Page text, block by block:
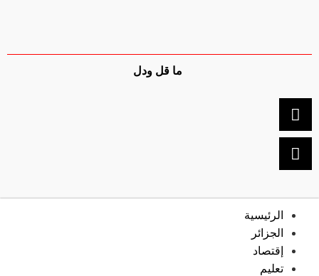
ما قل ودل
الرئيسية
الجزائر
إقتصاد
تعليم